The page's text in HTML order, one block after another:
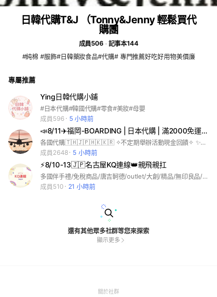
日韓代購T&J （Tonny&Jenny 輕鬆買代
購團
成員506
記事本144
#純棉 #服飾#日韓藥妝食品#代購# 專門推薦好吃好用物美價廉
專屬推薦
Ying日韓代購小鋪
#日本代購#韓國代購#零食#美妝#母嬰
成員596
5 小時前
📣8/11✈️福岡-BOARDING | 日本代購 | 滿2000免運💰
各國代購🇹🇭🇯🇵🇭🇰🇰🇷 ✧⁠不定期舉辦活動現金回饋✧ ✨滿2000免運💰 桃園面交 每個月親飛親帶✈️歡迎帶圖詢問😊 #日本代購#東京代購#大阪代購#沖繩代購#泰國代購#香港代購#日本連線#代購#選貨#日本#精品#球鞋#流行#藍瓶#拍立得底片相機#迪士尼#環球影城#寶可夢#奧特曼#三麗鷗#泡泡瑪特POP MART#超級瑪利歐#日本藥妝#御守#吉卜力#角落生物#扭蛋#一番賞#藥妝#零食#日用百貨#育兒用品#伴手禮
成員2648
5 小時前
⚡️8/10-13🇯🇵名古屋KQ連線👑親飛親扛
多國伴手禮/免稅商品/唐吉軻德/outlet/大創/精品/無印良品/美妝/雜貨/包包/都是親扛連線唷 ~
成員510
21 小時前
還有其他眾多社群等您來探索
顯示更多
關於社群(Open